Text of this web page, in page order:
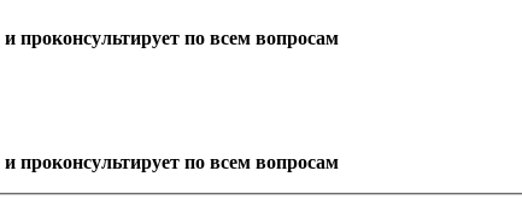
и проконсультирует по всем вопросам
и проконсультирует по всем вопросам